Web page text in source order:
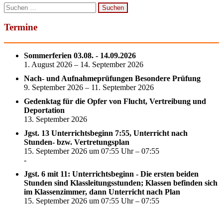
Suchen
nach:
Termine
Sommerferien 03.08. - 14.09.2026
1. August 2026 – 14. September 2026
Nach- und Aufnahmeprüfungen Besondere Prüfung
9. September 2026 – 11. September 2026
Gedenktag für die Opfer von Flucht, Vertreibung und
Deportation
13. September 2026
Jgst. 13 Unterrichtsbeginn 7:55, Unterricht nach
Stunden- bzw. Vertretungsplan
15. September 2026 um 07:55 Uhr – 07:55
-
Jgst. 6 mit 11: Unterrichtsbeginn - Die ersten beiden
Stunden sind Klassleitungsstunden; Klassen befinden sich
im Klassenzimmer, dann Unterricht nach Plan
15. September 2026 um 07:55 Uhr – 07:55